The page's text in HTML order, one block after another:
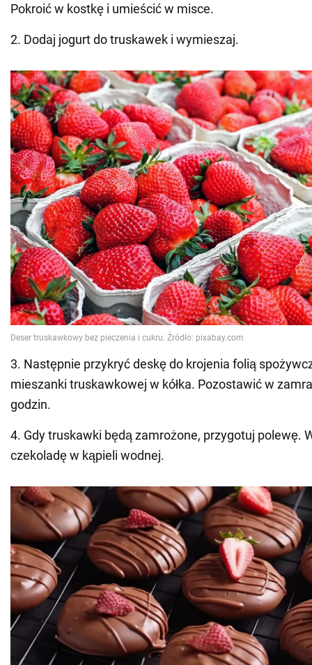
Pokroić w kostkę i umieścić w misce.
2. Dodaj jogurt do truskawek i wymieszaj.
3. Następnie przykryć deskę do krojenia folią
mieszanki truskawkowej w kółka. Pozostawić w
godzin.
4. Gdy truskawki będą zamrożone, przygotuj polewę.
czekoladę w kąpieli wodnej.